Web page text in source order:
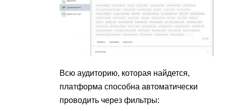
Всю аудиторию, которая найдется,
платформа способна автоматически
проводить через фильтры: